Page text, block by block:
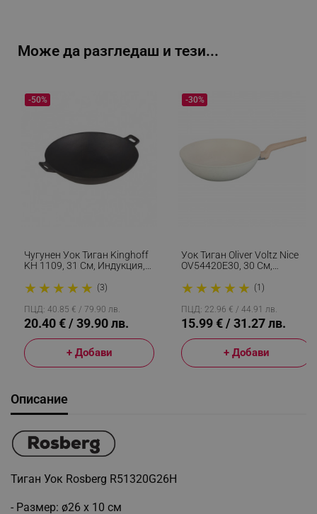
Може да разгледаш и тези...
Чугунен Уок Тиган Kinghoff
KH 1109, 31 См, Индукция,
★ ★ ★ ★ ★ (3)
-50%
ПЦД: 40.85 € / 79.90 лв.
20.40 € / 39.90 лв.
+ Добави
Уок Тиган Oliver Voltz Nice
OV54420E30, 30 См,
Индукция, Бежов
★ ★ ★ ★ ★ (1)
-30%
ПЦД: 22.96 € / 44.91 лв.
15.99 € / 31.27 лв.
+ Добави
Описание
Тиган Уок Rosberg R51320G26H
- Размер: ø26 х 10 см